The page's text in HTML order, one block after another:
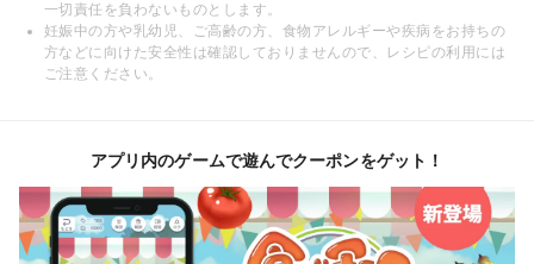
一切責任を負わないものとします。
妊娠中の方や乳幼児、ご高齢の方、食物アレルギーや疾病をお持ちの
方などに向けた安全性は確認しておりませんので、レシピの利用には
ご注意ください。
アプリ内のゲームで遊んでクーポンをゲット！